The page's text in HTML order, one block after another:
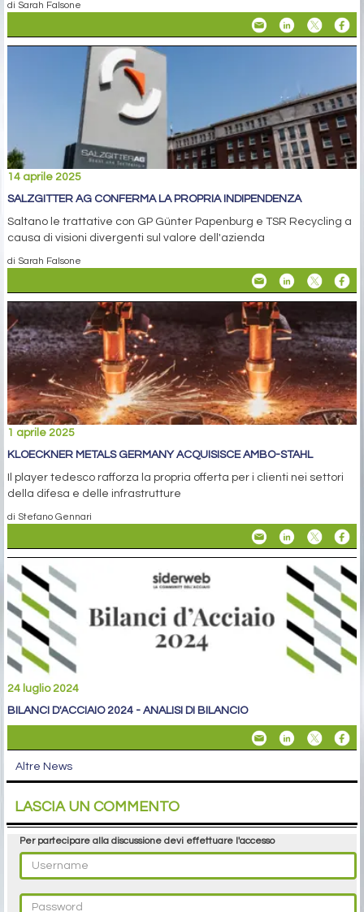
di Sarah Falsone
14 aprile 2025
SALZGITTER AG CONFERMA LA PROPRIA INDIPENDENZA
Saltano le trattative con GP Günter Papenburg e TSR Recycling a
causa di visioni divergenti sul valore dell'azienda
di Sarah Falsone
1 aprile 2025
KLOECKNER METALS GERMANY ACQUISISCE AMBO-STAHL
Il player tedesco rafforza la propria offerta per i clienti nei settori
della difesa e delle infrastrutture
di Stefano Gennari
24 luglio 2024
BILANCI D'ACCIAIO 2024 - ANALISI DI BILANCIO
Altre News
LASCIA UN COMMENTO
Per partecipare alla discussione devi effettuare l'accesso